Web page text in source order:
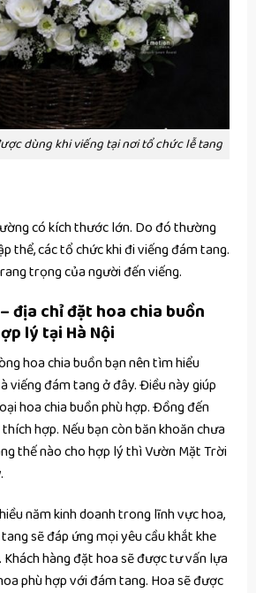
dùng khi viếng tại nơi tổ chức lễ tang
có kích thước lớn. Do đó thường
thể, các tổ chức khi đi viếng đám tang.
trọng của người đến viếng.
địa chỉ đặt hoa chia buồn
lý tại Hà Nội
hoa chia buồn bạn nên tìm hiểu
viếng đám tang ở đây. Điều này giúp
hoa chia buồn phù hợp. Đồng đến
hợp. Nếu bạn còn băn khoăn chưa
thế nào cho hợp lý thì Vườn Mặt Trời
năm kinh doanh trong lĩnh vực hoa,
sẽ đáp ứng mọi yêu cầu khắt khe
Khách hàng đặt hoa sẽ được tư vấn lựa
phù hợp với đám tang. Hoa sẽ được